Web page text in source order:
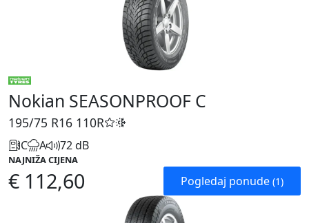
Nokian SEASONPROOF C
195/75 R16 110R
C A 72 dB
NAJNIŽA CIJENA
€ 112,60 Pogledaj ponude (1)